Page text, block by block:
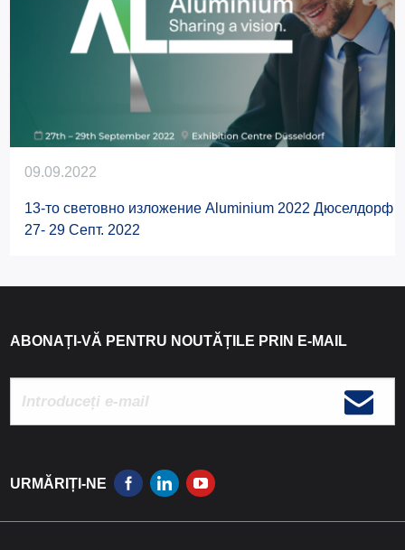
09.09.2022
13-то световно изложение Aluminium 2022 Дюселдорф
27- 29 Септ. 2022
ABONAȚI-VĂ PENTRU NOUTĂȚILE PRIN E-MAIL
URMĂRIȚI-NE